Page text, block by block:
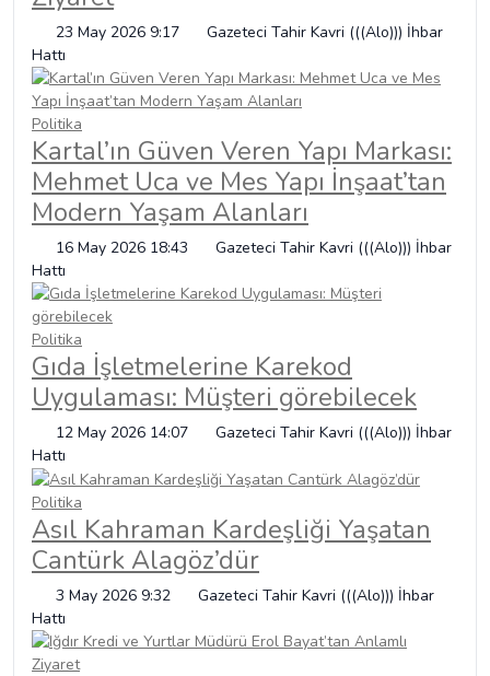
23 May 2026 9:17
Gazeteci Tahir Kavri (((Alo))) İhbar
Hattı
Politika
Kartal’ın Güven Veren Yapı Markası:
Mehmet Uca ve Mes Yapı İnşaat’tan
Modern Yaşam Alanları
16 May 2026 18:43
Gazeteci Tahir Kavri (((Alo))) İhbar
Hattı
Politika
Gıda İşletmelerine Karekod
Uygulaması: Müşteri görebilecek
12 May 2026 14:07
Gazeteci Tahir Kavri (((Alo))) İhbar
Hattı
Politika
Asıl Kahraman Kardeşliği Yaşatan
Cantürk Alagöz’dür
3 May 2026 9:32
Gazeteci Tahir Kavri (((Alo))) İhbar
Hattı